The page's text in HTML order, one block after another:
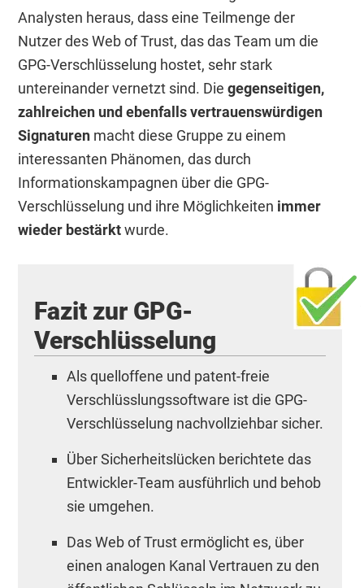
Analysten heraus, dass eine Teilmenge der
Nutzer des Web of Trust, das das Team um die
GPG-Verschlüsselung hostet, sehr stark
untereinander vernetzt sind. Diegegenseitigen,
zahlreichen und ebenfalls vertrauenswürdigen
Signaturen macht diese Gruppe zu einem
interessanten Phänomen, das durch
Informationskampagnen über die GPG-
Verschlüsselung und ihre Möglichkeiten immer
wieder bestärktwurde.
Fazit zur GPG-
Verschlüsselung
Als quelloffene und patent-freie
Verschlüsslungssoftware ist die GPG-
Verschlüsselung nachvollziehbar sicher.
Über Sicherheitslücken berichtete das
Entwickler-Team ausführlich und behob
sie umgehen.
Das Web of Trust ermöglicht es, über
einen analogen Kanal Vertrauen zu den